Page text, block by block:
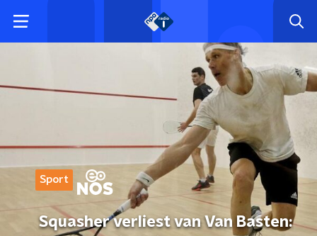
Sport
Squasher verliest van Van Basten: